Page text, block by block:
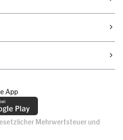
App
Mehrwertsteuer und